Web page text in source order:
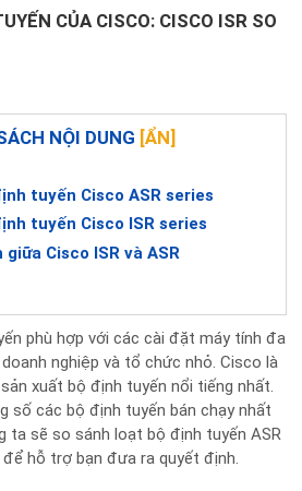
CỦA CISCO: CISCO ISR SO
NỘI DUNG [ẨN]
tuyến Cisco ASR series
tuyến Cisco ISR series
Cisco ISR và ASR
phù hợp với các cài đặt máy tính đa
nghiệp và tổ chức nhỏ. Cisco là
xuất bộ định tuyến nổi tiếng nhất.
số các bộ định tuyến bán chạy nhất
ta sẽ so sánh loạt bộ định tuyến ASR
để hỗ trợ bạn đưa ra quyết định.